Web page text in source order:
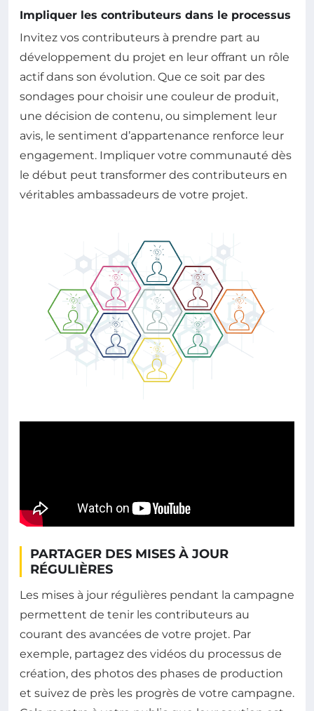
Impliquer les contributeurs dans le processus
Invitez vos contributeurs à prendre part au
développement du projet en leur offrant un rôle
actif dans son évolution. Que ce soit par des
sondages pour choisir une couleur de produit,
une décision de contenu, ou simplement leur
avis, le sentiment d’appartenance renforce leur
engagement. Impliquer votre communauté dès
le début peut transformer des contributeurs en
véritables ambassadeurs de votre projet.
PARTAGER DES MISES À JOUR
RÉGULIÈRES
Les mises à jour régulières pendant la campagne
permettent de tenir les contributeurs au
courant des avancées de votre projet. Par
exemple, partagez des vidéos du processus de
création, des photos des phases de production
et suivez de près les progrès de votre campagne.